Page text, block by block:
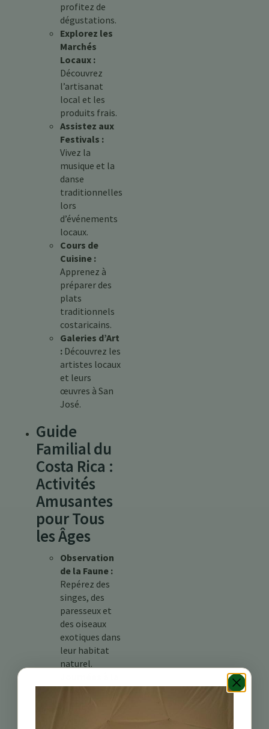
profitez de
dégustations.
Explorez les
Marchés
Locaux :
Découvrez
l’artisanat
local et les
produits frais.
Assistez aux
Festivals :
Vivez la
musique et la
danse
traditionnelles
lors
d’événements
locaux.
Cours de
Cuisine :
Apprenez à
préparer des
plats
traditionnels
costaricains.
Galeries d’Art
: Découvrez les
artistes locaux
et leurs
œuvres à San
José.
Guide
Familial du
Costa Rica :
Activités
Amusantes
pour Tous
les Âges
Observation
de la Faune :
Repérez des
singes, des
paresseux et
des oiseaux
exotiques dans
leur habitat
naturel.
Plage :